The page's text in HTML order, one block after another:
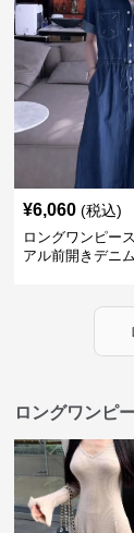
¥6,060 (税込)
ロングワンピー
アル前開きデニ
ロングワンピ